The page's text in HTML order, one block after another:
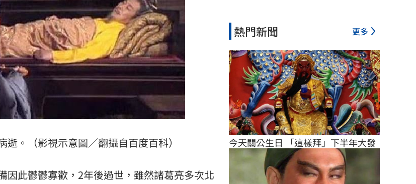
。（影視示意圖／翻攝自百度百科）
因此鬱鬱寡歡，2年後過世，雖然諸葛亮多次北
熱門新聞 更多
今天關公生日 「這樣拜」下半年大發